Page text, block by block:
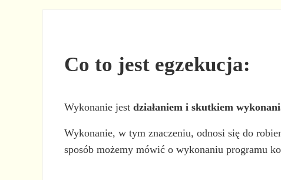
Co to jest egzekucja:
Wykonanie jestdziałaniem i skutkiem
Wykonanie, w tym znaczeniu, odnosi się do
sposób możemy mówić o wykonaniu programu